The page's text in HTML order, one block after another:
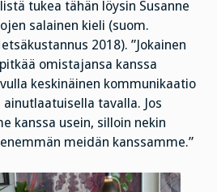
tukea tähän löysin Susanne
salainen kieli (suom.
2018). ”Jokainen
omistajansa kanssa
keskinäinen kommunikaatio
tavalla. Jos
kanssa usein, silloin nekin
meidän kanssamme.”